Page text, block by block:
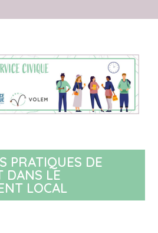
PRATIQUES DE
DANS LE
LOCAL